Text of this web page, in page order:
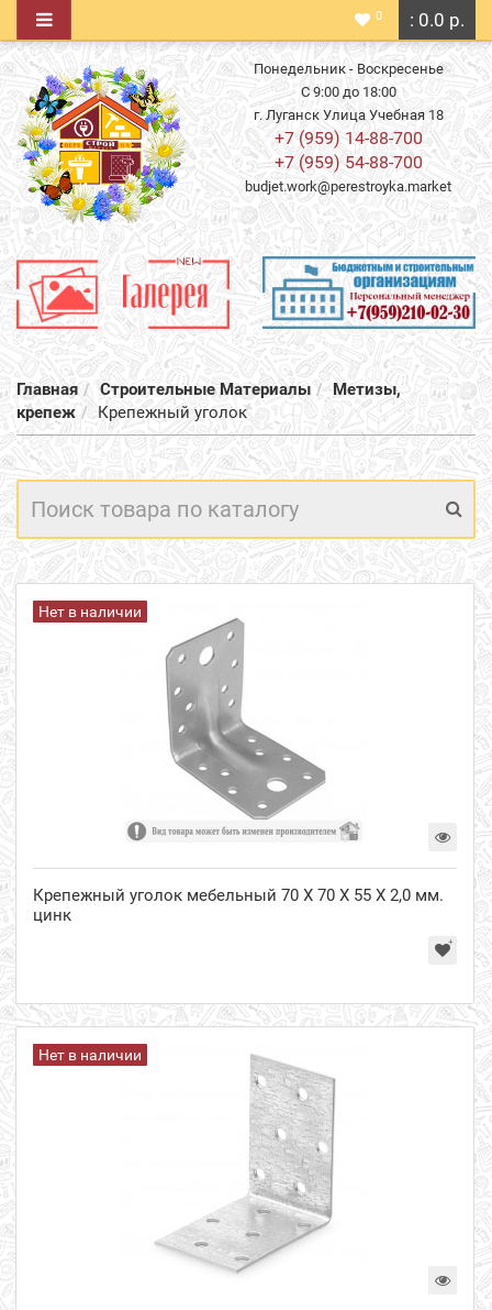
: 0.0 р.
0
Понедельник - Воскресенье
С 9:00 до 18:00
г. Луганск Улица Учебная 18
+7 (959) 14-88-700
+7 (959) 54-88-700
budjet.work@perestroyka.market
Главная Строительные Материалы
Метизы,
крепеж
Крепежный уголок
Нет в наличии
Крепежный уголок мебельный 70 Х 70 Х 55 Х 2,0 мм.
цинк
Нет в наличии